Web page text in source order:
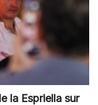
la Espriella sur